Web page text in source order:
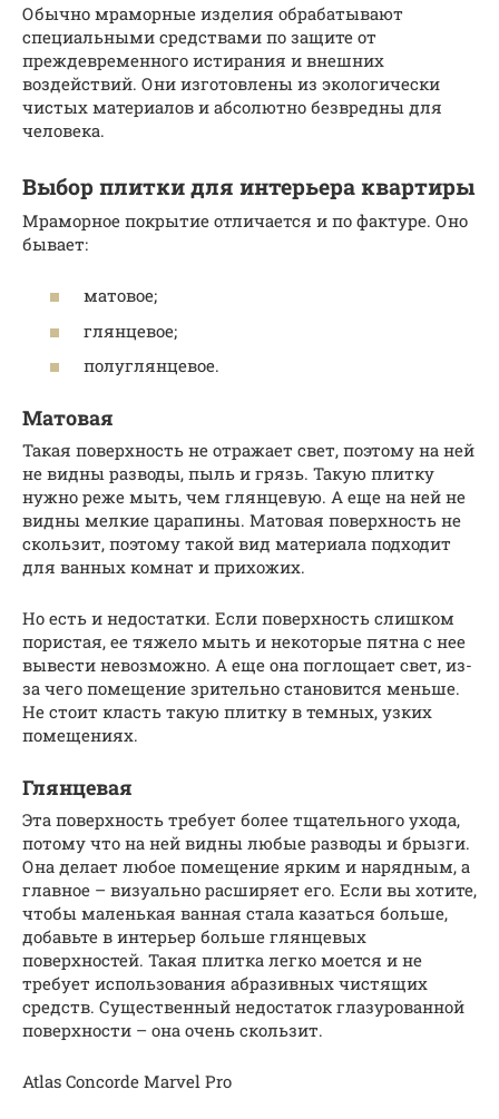
Обычно мраморные изделия обрабатывают
специальными средствами по защите от
преждевременного истирания и внешних
воздействий. Они изготовлены из экологически
чистых материалов и абсолютно безвредны для
человека.
Выбор плитки для интерьера квартиры
Мраморное покрытие отличается и по фактуре. Оно
бывает:
матовое;
глянцевое;
полуглянцевое.
Матовая
Такая поверхность не отражает свет, поэтому на ней
не видны разводы, пыль и грязь. Такую плитку
нужно реже мыть, чем глянцевую. А еще на ней не
видны мелкие царапины. Матовая поверхность не
скользит, поэтому такой вид материала подходит
для ванных комнат и прихожих.
Но есть и недостатки. Если поверхность слишком
пористая, ее тяжело мыть и некоторые пятна с нее
вывести невозможно. А еще она поглощает свет, из-
за чего помещение зрительно становится меньше.
Не стоит класть такую плитку в темных, узких
помещениях.
Глянцевая
Эта поверхность требует более тщательного ухода,
потому что на ней видны любые разводы и брызги.
Она делает любое помещение ярким и нарядным, а
главное – визуально расширяет его. Если вы хотите,
чтобы маленькая ванная стала казаться больше,
добавьте в интерьер больше глянцевых
поверхностей. Такая плитка легко моется и не
требует использования абразивных чистящих
средств. Существенный недостаток глазурованной
поверхности – она очень скользит.
Atlas Concorde Marvel Pro